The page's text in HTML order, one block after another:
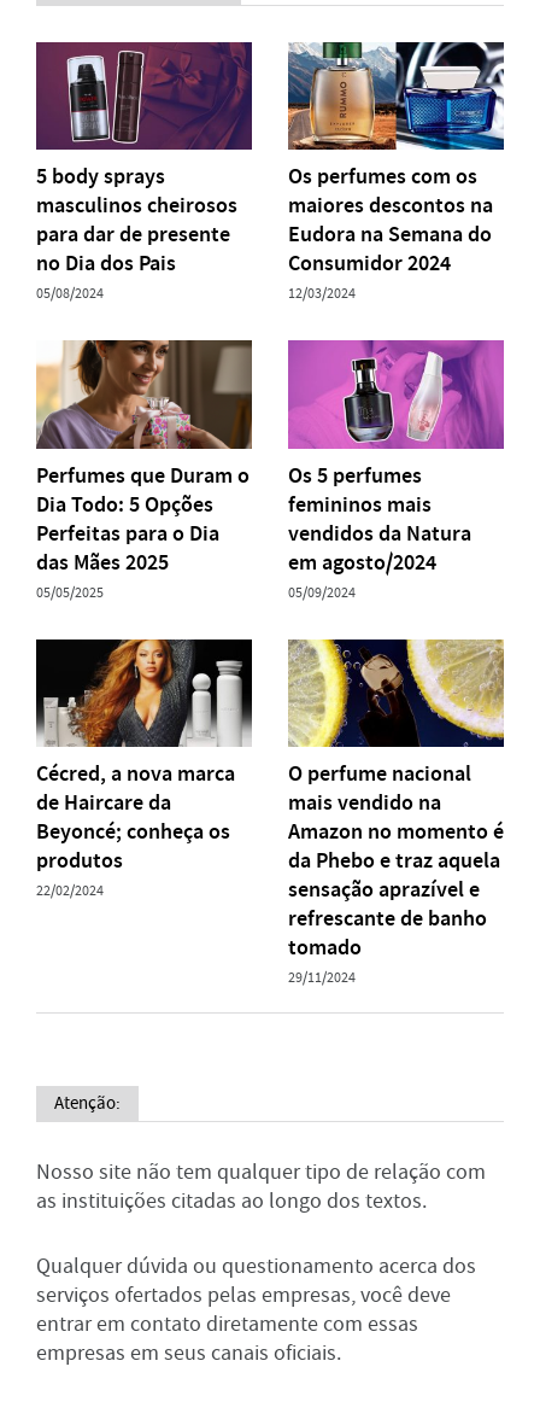
5 body sprays
masculinos cheirosos
para dar de presente
no Dia dos Pais
05/08/2024
Os perfumes com os
maiores descontos na
Eudora na Semana do
Consumidor 2024
12/03/2024
Perfumes que Duram o
Dia Todo: 5 Opções
Perfeitas para o Dia
das Mães 2025
05/05/2025
Os 5 perfumes
femininos mais
vendidos da Natura
em agosto/2024
05/09/2024
Cécred, a nova marca
de Haircare da
Beyoncé; conheça os
produtos
22/02/2024
O perfume nacional
mais vendido na
Amazon no momento é
da Phebo e traz aquela
sensação aprazível e
refrescante de banho
tomado
29/11/2024
Atenção:
Nosso site não tem qualquer tipo de relação com
as instituições citadas ao longo dos textos.
Qualquer dúvida ou questionamento acerca dos
serviços ofertados pelas empresas, você deve
entrar em contato diretamente com essas
empresas em seus canais oficiais.